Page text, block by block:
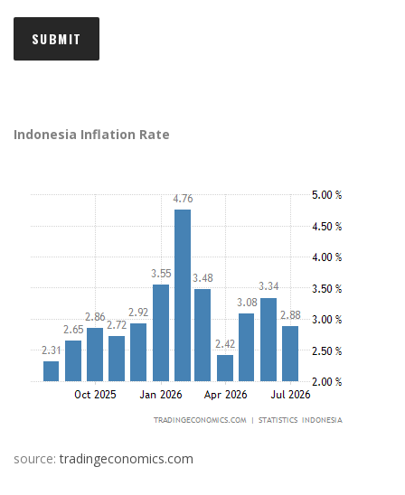
Indonesia Inflation Rate
source:tradingeconomics.com